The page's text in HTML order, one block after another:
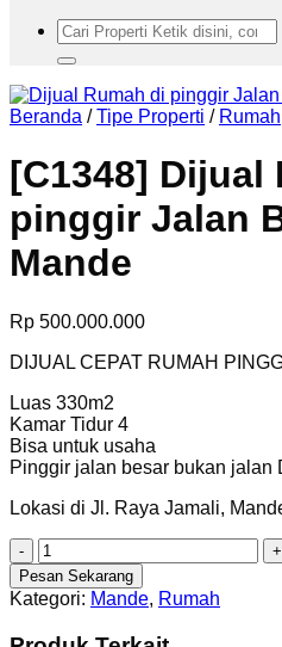
Pencarian
untuk:
Beranda / Tipe Properti / Rumah
[C1348] Dijual
pinggir Jalan
Mande
Rp 500.000.000
DIJUAL CEPAT RUMAH
Luas 330m2
Kamar Tidur 4
Bisa untuk usaha
Pinggir jalan besar bukan jalan
Lokasi di Jl. Raya Jamali,
Kuantitas
[C1348]
Dijual
Rumah
pinggir
Pesan Sekarang
Kategori: Mande, Rumah